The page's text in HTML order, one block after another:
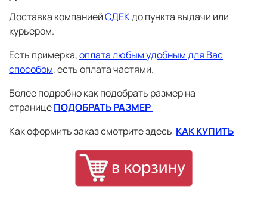
D12
62 188 124 115 128 84.5
Замеры проводятся в сантиметрах
* рассчитывается расстояние от точки основания шеи до
запястья
** рассчитывается длина по внутренней поверхности
страницеПОДОБРАТЬ РАЗМЕР
Доставка компаниейСДЕКдо пункта выдачи или
курьером.
Есть примерка,оплата любым удобным для Вас
способом, есть оплата частями.
Более подробно как подобрать размер на
страницеПОДОБРАТЬ РАЗМЕР
Как оформить заказ смотрите здесь КАК КУПИТЬ